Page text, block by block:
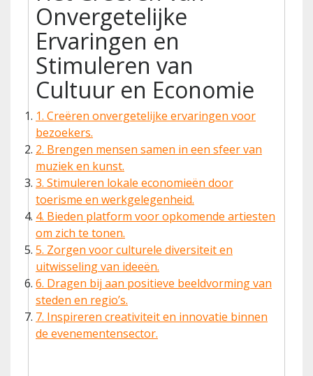
Onvergetelijke
Ervaringen en
Stimuleren van
Cultuur en Economie
1. Creëren onvergetelijke ervaringen voor
bezoekers.
2. Brengen mensen samen in een sfeer van
muziek en kunst.
3. Stimuleren lokale economieën door
toerisme en werkgelegenheid.
4. Bieden platform voor opkomende artiesten
om zich te tonen.
5. Zorgen voor culturele diversiteit en
uitwisseling van ideeën.
6. Dragen bij aan positieve beeldvorming van
steden en regio’s.
7. Inspireren creativiteit en innovatie binnen
de evenementensector.